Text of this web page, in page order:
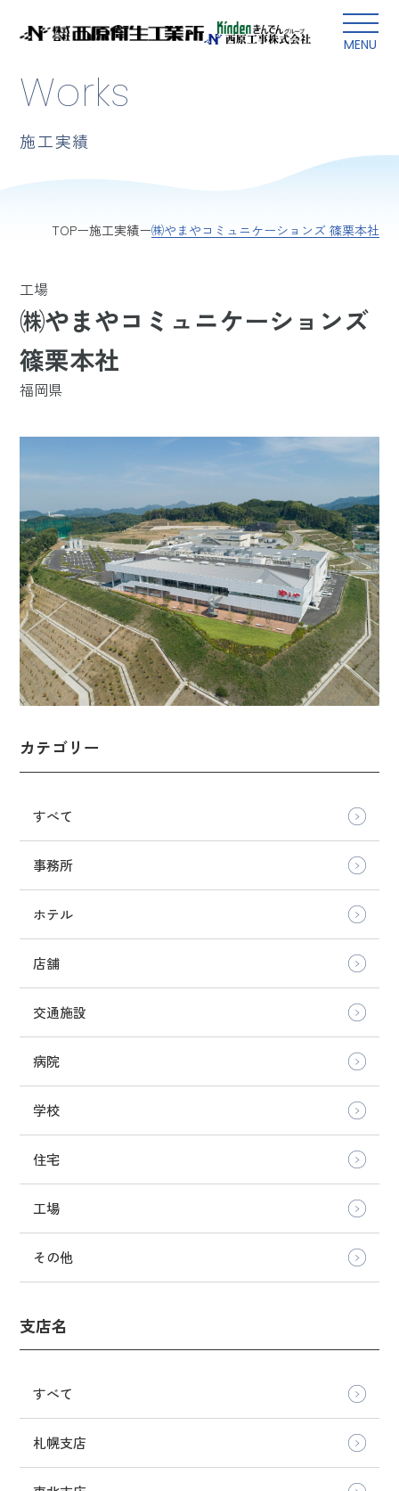
MENU
本文にスキップ
Works
施工実績
TOP 施工実績 ㈱やまやコミュニケーションズ 篠栗本社
工場
㈱やまやコミュニケーションズ
篠栗本社
福岡県
カテゴリー
すべて
事務所
ホテル
店舗
交通施設
病院
学校
住宅
工場
その他
支店名
すべて
札幌支店